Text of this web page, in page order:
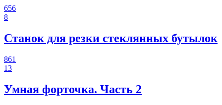
656
8
Станок для резки стеклянных бутылок
861
13
Умная форточка. Часть 2